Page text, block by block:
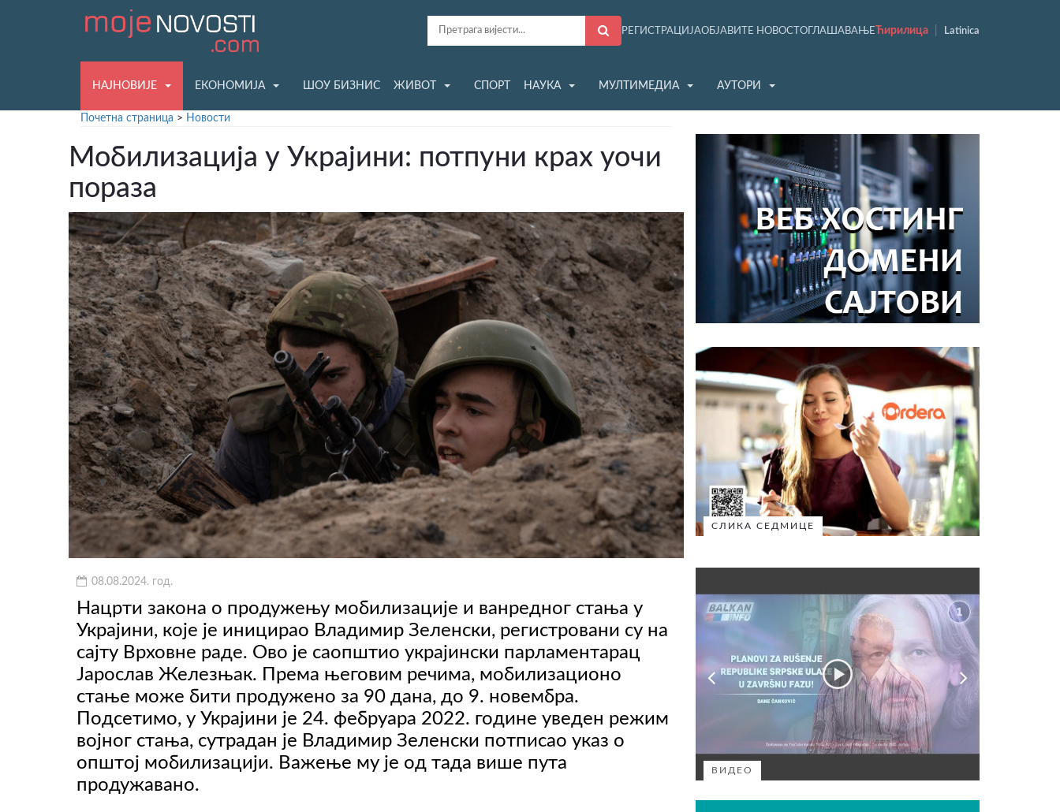
РЕГИСТРАЦИЈАОБЈАВИТЕ НОВОСТ ОГЛАШАВАЊЕ Ћирилица Latinica
НАЈНОВИЈЕ ЕКОНОМИЈА ШОУ БИЗНИС ЖИВОТ СПОРТ НАУКА МУЛТИМЕДИА АУТОРИ
Почетна страница > Новости
Мобилизација у Украјини: потпуни крах уочи
пораза
08.08.2024. год.
Нацрти закона о продужењу мобилизације и ванредног стања у
Украјини, које је иницирао Владимир Зеленски, регистровани су на
сајту Врховне раде. Ово је саопштио украјински парламентарац
Јарослав Железњак. Према његовим речима, мобилизационо
стање може бити продужено за 90 дана, до 9. новембра.
Подсетимо, у Украјини је 24. фебруара 2022. године уведен режим
војног стања, сутрадан је Владимир Зеленски потписао указ о
општој мобилизацији. Важење му је од тада више пута
продужавано.
СЛИКА СЕДМИЦЕ
ВИДЕО ВИДЕО ВИДЕО